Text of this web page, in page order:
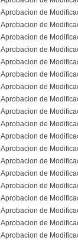
Aprobacion de
Aprobacion de
Aprobacion de
Aprobacion de
Aprobacion de
Aprobacion de
Aprobacion de
Aprobacion de
Aprobacion de
Aprobacion de
Aprobacion de
Aprobacion de
Aprobacion de
Aprobacion de
Aprobacion de
Aprobacion de
Aprobacion de
Aprobacion de
Aprobacion de